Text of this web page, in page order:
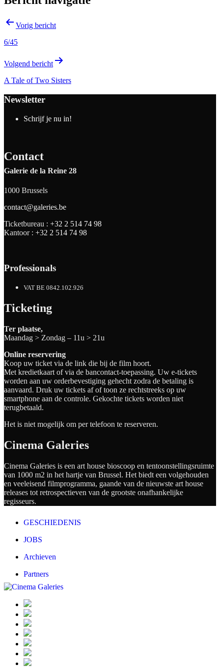
Vorig bericht
6/45
Volgend bericht
A Tale of Two Sisters
Newsletter
Schrijf je nu in!
Contact
Galerie de la Reine 28
1000 Brussels
contact@galeries.be
Ticketbureau : +32 2 514 74 98
Kantoor : +32 2 514 74 98
Professionals
VAT BE 0842.102.926
Ticketing
Ter plaatse,
Maandag > Zondag – 11u > 21u
Online reservering
Koop uw ticket via de link die bij de film hoort.
Met kredietkaart of via de bancontact-toepassing. Uw e-tickets
worden aan uw orderbevestiging gehecht zodra de betaling is
aanvaard. Druk uw tickets af of toon ze rechtstreeks op uw
smartphone aan de controle. Gekochte tickets worden niet
terugbetaald.
Het is niet mogelijk om per telefoon te reserveren.
Cinema Galeries
Cinema Galeries is een art house bioscoop en tentoonstellingsruimte
van 1000 m2 in het hartje van Brussel. Het biedt een volgehouden
en veeleisend filmprogramma, gaande van de nieuwste art house
releases tot retrospectieven van de grootste onafhankelijke
regisseurs.
GESCHIEDENIS
JOBS
Archieven
Partners